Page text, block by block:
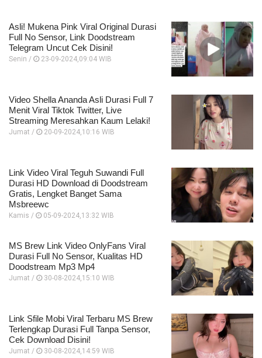
Asli! Mukena Pink Viral Original Durasi
Full No Sensor, Link Doodstream
Telegram Uncut Cek Disini!
Senin / 23-09-2024,09:04 WIB
Video Shella Ananda Asli Durasi Full 7
Menit Viral Tiktok Twitter, Live
Streaming Meresahkan Kaum Lelaki!
Jumat / 20-09-2024,10:16 WIB
Link Video Viral Teguh Suwandi Full
Durasi HD Download di Doodstream
Gratis, Lengket Banget Sama
Msbreewc
Kamis / 05-09-2024,13:32 WIB
MS Brew Link Video OnlyFans Viral
Durasi Full No Sensor, Kualitas HD
Doodstream Mp3 Mp4
Jumat / 30-08-2024,15:10 WIB
Link Sfile Mobi Viral Terbaru MS Brew
Terlengkap Durasi Full Tanpa Sensor,
Cek Download Disini!
Jumat / 30-08-2024,14:59 WIB